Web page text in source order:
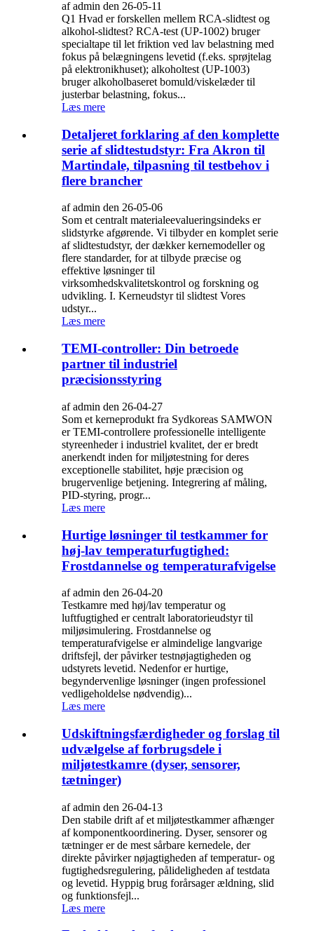
af admin den 26-05-11
Q1 Hvad er forskellen mellem RCA-slidtest og
alkohol-slidtest? RCA-test (UP-1002) bruger
specialtape til let friktion ved lav belastning med
fokus på belægningens levetid (f.eks. sprøjtelag
på elektronikhuset); alkoholtest (UP-1003)
bruger alkoholbaseret bomuld/viskelæder til
justerbar belastning, fokus...
Læs mere
Detaljeret forklaring af den komplette
serie af slidtestudstyr: Fra Akron til
Martindale, tilpasning til testbehov i
flere brancher
af admin den 26-05-06
Som et centralt materialeevalueringsindeks er
slidstyrke afgørende. Vi tilbyder en komplet serie
af slidtestudstyr, der dækker kernemodeller og
flere standarder, for at tilbyde præcise og
effektive løsninger til
virksomhedskvalitetskontrol og forskning og
udvikling. I. Kerneudstyr til slidtest Vores
udstyr...
Læs mere
TEMI-controller: Din betroede
partner til industriel
præcisionsstyring
af admin den 26-04-27
Som et kerneprodukt fra Sydkoreas SAMWON
er TEMI-controllere professionelle intelligente
styreenheder i industriel kvalitet, der er bredt
anerkendt inden for miljøtestning for deres
exceptionelle stabilitet, høje præcision og
brugervenlige betjening. Integrering af måling,
PID-styring, progr...
Læs mere
Hurtige løsninger til testkammer for
høj-lav temperaturfugtighed:
Frostdannelse og temperaturafvigelse
af admin den 26-04-20
Testkamre med høj/lav temperatur og
luftfugtighed er centralt laboratorieudstyr til
miljøsimulering. Frostdannelse og
temperaturafvigelse er almindelige langvarige
driftsfejl, der påvirker testnøjagtigheden og
udstyrets levetid. Nedenfor er hurtige,
begyndervenlige løsninger (ingen professionel
vedligeholdelse nødvendig)...
Læs mere
Udskiftningsfærdigheder og forslag til
udvælgelse af forbrugsdele i
miljøtestkamre (dyser, sensorer,
tætninger)
af admin den 26-04-13
Den stabile drift af et miljøtestkammer afhænger
af komponentkoordinering. Dyser, sensorer og
tætninger er de mest sårbare kernedele, der
direkte påvirker nøjagtigheden af ​​temperatur- og
fugtighedsregulering, pålideligheden af ​​testdata
og levetid. Hyppig brug forårsager ældning, slid
og funktionsfejl...
Læs mere